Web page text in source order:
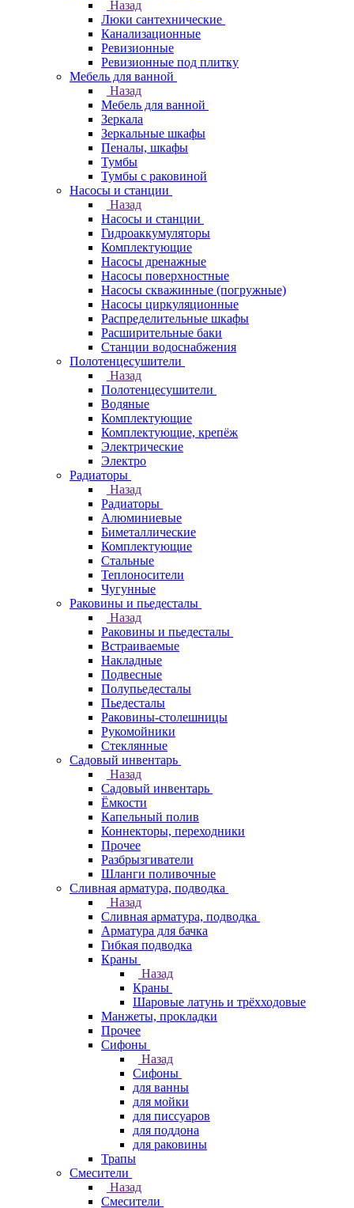
Назад
Люки сантехнические
Канализационные
Ревизионные
Ревизионные под плитку
Мебель для ванной
Назад
Мебель для ванной
Зеркала
Зеркальные шкафы
Пеналы, шкафы
Тумбы
Тумбы с раковиной
Насосы и станции
Назад
Насосы и станции
Гидроаккумуляторы
Комплектующие
Насосы дренажные
Насосы поверхностные
Насосы скважинные (погружные)
Насосы циркуляционные
Распределительные шкафы
Расширительные баки
Станции водоснабжения
Полотенцесушители
Назад
Полотенцесушители
Водяные
Комплектующие
Комплектующие, крепёж
Электрические
Электро
Радиаторы
Назад
Радиаторы
Алюминиевые
Биметаллические
Комплектующие
Стальные
Теплоносители
Чугунные
Раковины и пьедесталы
Назад
Раковины и пьедесталы
Встраиваемые
Накладные
Подвесные
Полупьедесталы
Пьедесталы
Раковины-столешницы
Рукомойники
Стеклянные
Садовый инвентарь
Назад
Садовый инвентарь
Ёмкости
Капельный полив
Коннекторы, переходники
Прочее
Разбрызгиватели
Шланги поливочные
Сливная арматура, подводка
Назад
Сливная арматура, подводка
Арматура для бачка
Гибкая подводка
Краны
Назад
Краны
Шаровые латунь и трёхходовые
Манжеты, прокладки
Прочее
Сифоны
Назад
Сифоны
для ванны
для мойки
для писсуаров
для поддона
для раковины
Трапы
Смесители
Назад
Смесители